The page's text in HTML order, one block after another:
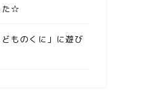
た☆
どものくに」に遊び